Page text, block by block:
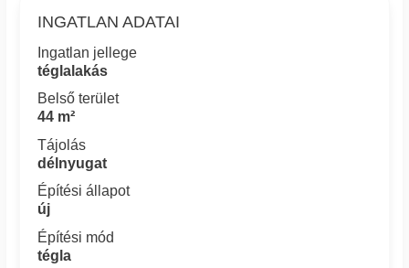
INGATLAN ADATAI
Ingatlan jellege
téglalakás
Belső terület
44 m²
Tájolás
délnyugat
Építési állapot
új
Építési mód
tégla